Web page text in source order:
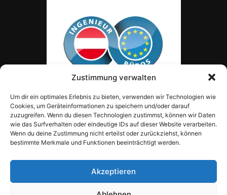
Zustimmung verwalten
Um dir ein optimales Erlebnis zu bieten, verwenden wir Technologien wie
Cookies, um Geräteinformationen zu speichern und/oder darauf
zuzugreifen. Wenn du diesen Technologien zustimmst, können wir Daten
wie das Surfverhalten oder eindeutige IDs auf dieser Website verarbeiten.
Wenn du deine Zustimmung nicht erteilst oder zurückziehst, können
bestimmte Merkmale und Funktionen beeinträchtigt werden.
Akzeptieren